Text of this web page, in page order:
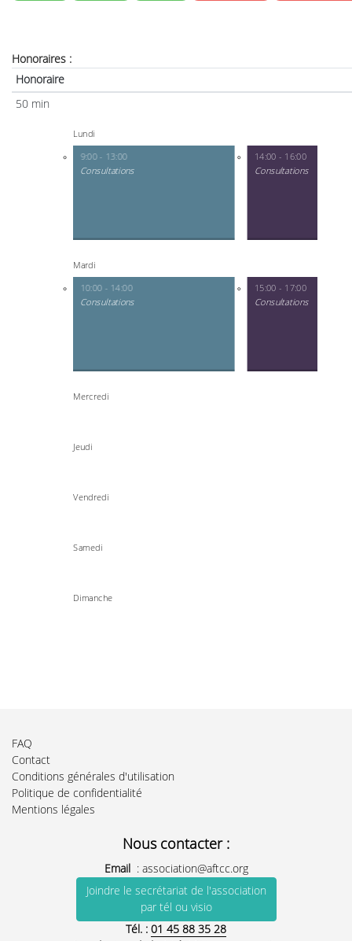
Honoraires :
Honoraire
50 min
Lundi
9:00 - 13:00
Consultations
14:00 - 16:00
Consultations
Mardi
10:00 - 14:00
Consultations
15:00 - 17:00
Consultations
Mercredi
Jeudi
Vendredi
Samedi
Dimanche
FAQ
Contact
Conditions générales d'utilisation
Politique de confidentialité
Mentions légales
Nous contacter :
Email : association@aftcc.org
Joindre le secrétariat de l'association
par tél ou visio
Tél. : 01 45 88 35 28